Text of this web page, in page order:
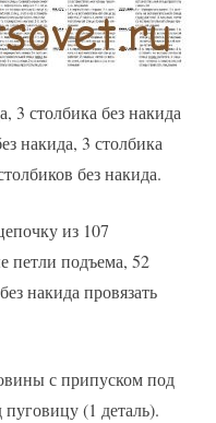
3 столбика без накида
накида, 3 столбика
без накида.
из 107
петли подъема, 52
накида провязать
с припуском под
(1 деталь).